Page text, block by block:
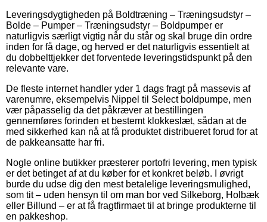
Leveringsdygtigheden på Boldtræning – Træningsudstyr –
Bolde – Pumper – Træningsudstyr – Boldpumper er
naturligvis særligt vigtig når du står og skal bruge din ordre
inden for få dage, og herved er det naturligvis essentielt at
du dobbelttjekker det forventede leveringstidspunkt på den
relevante vare.
De fleste internet handler yder 1 dags fragt på massevis af
varenumre, eksempelvis Nippel til Select boldpumpe, men
vær påpasselig da det påkræver at bestillingen
gennemføres forinden et bestemt klokkeslæt, sådan at de
med sikkerhed kan nå at få produktet distribueret forud for at
de pakkeansatte har fri.
Nogle online butikker præsterer portofri levering, men typisk
er det betinget af at du køber for et konkret beløb. I øvrigt
burde du udse dig den mest betalelige leveringsmulighed,
som tit – uden hensyn til om man bor ved Silkeborg, Holbæk
eller Billund – er at få fragtfirmaet til at bringe produkterne til
en pakkeshop.